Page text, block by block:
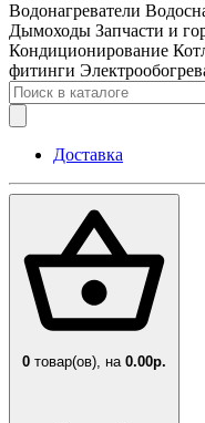
Водонагреватели
Дымоходы Запчасти и
Кондиционирование
фитинги
Доставка
0 товар(ов), на 0.00р.